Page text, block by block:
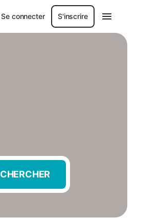
Se connecter S'inscrire
CHERCHER